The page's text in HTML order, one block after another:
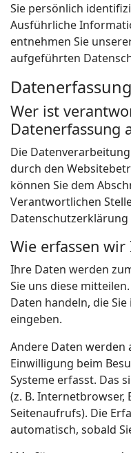
Sie persönlich
Ausführliche
entnehmen Sie
aufgeführten
Wer ist
Datenerfassung
Die
durch den
können Sie dem
Verantwortlichen
Wie erfassen wir
Ihre Daten werden
Sie uns diese
Daten handeln, die
eingeben.
Andere Daten
Einwilligung beim
Systeme erfasst. Das
(z. B. Internetbrowser,
Seitenaufrufs). Die
automatisch, sobald